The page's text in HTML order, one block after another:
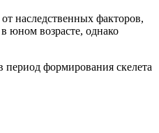
наследственных факторов,
юном возрасте, однако
формирования скелета